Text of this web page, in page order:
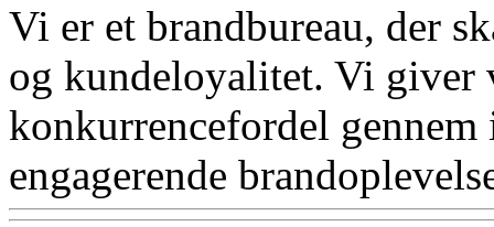
Vi er et brandbureau, der
og kundeloyalitet. Vi giver
konkurrencefordel
engagerende